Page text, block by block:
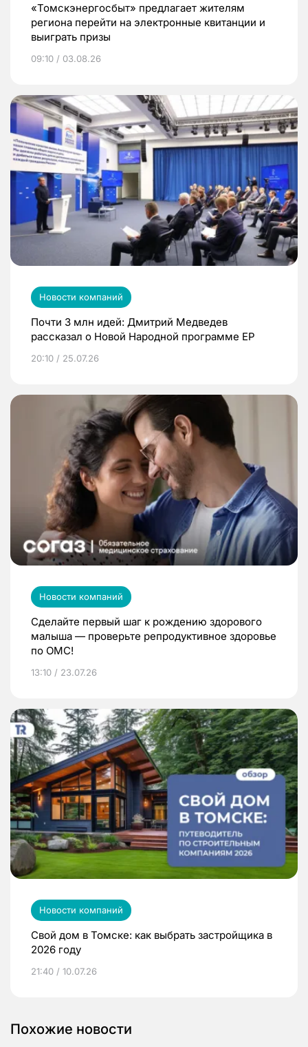
«Томскэнергосбыт» предлагает жителям
региона перейти на электронные квитанции и
выиграть призы
09:10 / 03.08.26
Новости компаний
Почти 3 млн идей: Дмитрий Медведев
рассказал о Новой Народной программе ЕР
20:10 / 25.07.26
Новости компаний
Сделайте первый шаг к рождению здорового
малыша — проверьте репродуктивное здоровье
по ОМС!
13:10 / 23.07.26
Новости компаний
Свой дом в Томске: как выбрать застройщика в
2026 году
21:40 / 10.07.26
Похожие новости